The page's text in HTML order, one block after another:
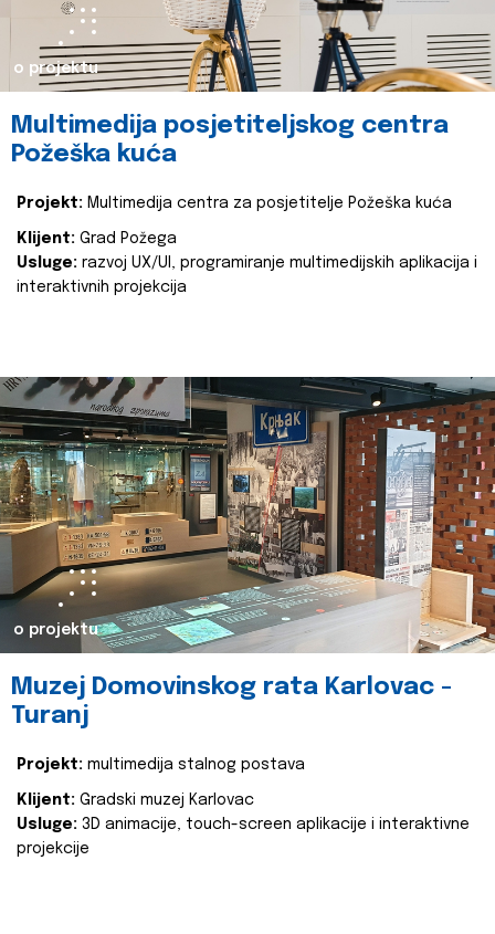
o projektu
Multimedija posjetiteljskog centra
Požeška kuća
Projekt: Multimedija centra za posjetitelje Požeška kuća
Klijent: Grad Požega
Usluge: razvoj UX/UI, programiranje multimedijskih aplikacija i
interaktivnih projekcija
o projektu
Muzej Domovinskog rata Karlovac -
Turanj
Projekt: multimedija stalnog postava
Klijent: Gradski muzej Karlovac
Usluge: 3D animacije, touch-screen aplikacije i interaktivne
projekcije